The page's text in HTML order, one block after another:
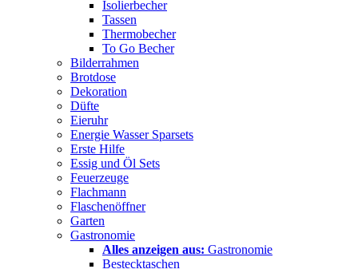
Isolierbecher
Tassen
Thermobecher
To Go Becher
Bilderrahmen
Brotdose
Dekoration
Düfte
Eieruhr
Energie Wasser Sparsets
Erste Hilfe
Essig und Öl Sets
Feuerzeuge
Flachmann
Flaschenöffner
Garten
Gastronomie
Alles anzeigen aus: Gastronomie
Bestecktaschen